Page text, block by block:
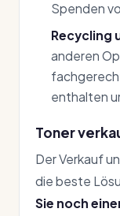
Spenden
Recycling
anderen
enthalten
Toner
Der Verkauf
die beste
Sie noch